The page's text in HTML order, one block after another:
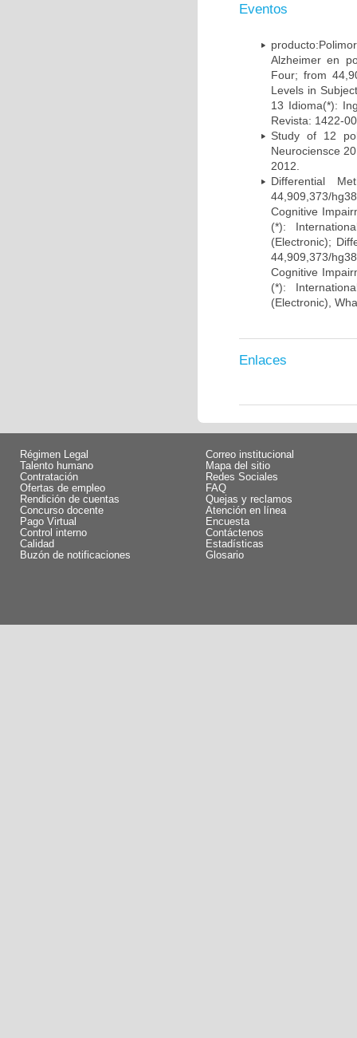
Eventos
Alzheimer en
Four; from
Levels in
13 Idioma(*):
Revista: 1422-
Study of 12
Neurociensce
2012.
Differential
44,909,373/
Cognitive
(*):
(Electronic);
44,909,373/
Cognitive
(*):
(Electronic),
Enlaces
Régimen Legal
Talento humano
Contratación
Ofertas de empleo
Rendición de cuentas
Concurso docente
Pago Virtual
Control interno
Calidad
Buzón de notificaciones
Correo institucional
Mapa del sitio
Redes Sociales
FAQ
Quejas y reclamos
Atención en línea
Encuesta
Contáctenos
Estadísticas
Glosario